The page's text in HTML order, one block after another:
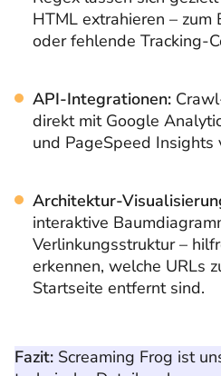
HTML extrahieren – zum
oder fehlende Tracking-
API-Integrationen:
direkt mit Google
und PageSpeed
Architektur-
interaktive
Verlinkungsstruktur –
erkennen, welche URLs
Startseite entfernt sind.
Fazit: Screaming Frog ist